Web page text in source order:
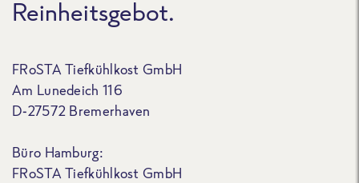
Reinheitsgebot.
FRoSTA Tiefkühlkost GmbH
Am Lunedeich 116
D-27572 Bremerhaven
Büro Hamburg:
FRoSTA Tiefkühlkost GmbH